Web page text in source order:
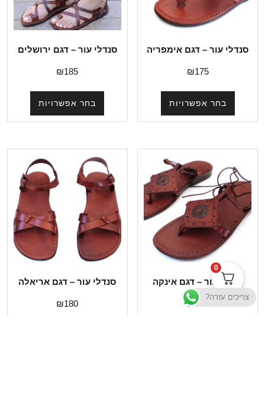
סנדלי עור – דגם אימפריה
₪175
בחר אפשרויות
סנדלי עור – דגם ירושלים
₪185
בחר אפשרויות
סנדלי עור – דגם אינקה
₪175
סנדלי עור – דגם אריאלה
₪180
צריכים עזרה?
0